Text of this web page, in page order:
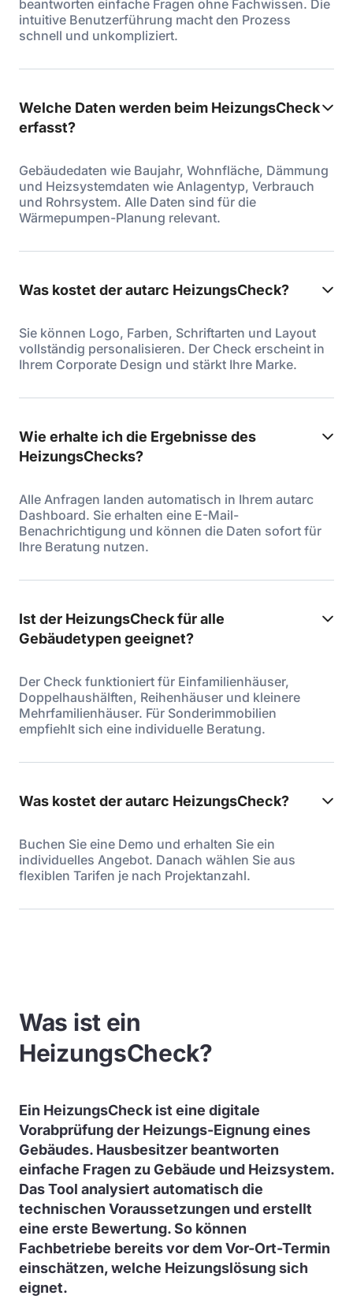
beantworten einfache Fragen ohne Fachwissen. Die
intuitive Benutzerführung macht den Prozess
schnell und unkompliziert.
Welche Daten werden beim HeizungsCheck
erfasst?
Gebäudedaten wie Baujahr, Wohnfläche, Dämmung
und Heizsystemdaten wie Anlagentyp, Verbrauch
und Rohrsystem. Alle Daten sind für die
Wärmepumpen-Planung relevant.
Was kostet der autarc HeizungsCheck?
Sie können Logo, Farben, Schriftarten und Layout
vollständig personalisieren. Der Check erscheint in
Ihrem Corporate Design und stärkt Ihre Marke.
Wie erhalte ich die Ergebnisse des
HeizungsChecks?
Alle Anfragen landen automatisch in Ihrem autarc
Dashboard. Sie erhalten eine E-Mail-
Benachrichtigung und können die Daten sofort für
Ihre Beratung nutzen.
Ist der HeizungsCheck für alle
Gebäudetypen geeignet?
Der Check funktioniert für Einfamilienhäuser,
Doppelhaushälften, Reihenhäuser und kleinere
Mehrfamilienhäuser. Für Sonderimmobilien
empfiehlt sich eine individuelle Beratung.
Was kostet der autarc HeizungsCheck?
Buchen Sie eine Demo und erhalten Sie ein
individuelles Angebot. Danach wählen Sie aus
flexiblen Tarifen je nach Projektanzahl.
Was ist ein
HeizungsCheck?
Ein HeizungsCheck ist eine digitale
Vorabprüfung der Heizungs-Eignung eines
Gebäudes. Hausbesitzer beantworten
einfache Fragen zu Gebäude und Heizsystem.
Das Tool analysiert automatisch die
technischen Voraussetzungen und erstellt
eine erste Bewertung. So können
Fachbetriebe bereits vor dem Vor-Ort-Termin
einschätzen, welche Heizungslösung sich
eignet.